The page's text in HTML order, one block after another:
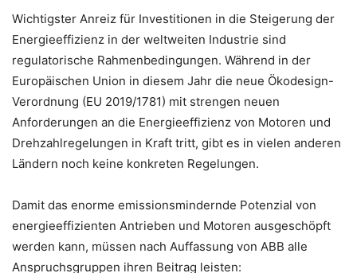
Wichtigster Anreiz für Investitionen in die Steigerung der
Energieeffizienz in der weltweiten Industrie sind
regulatorische Rahmenbedingungen. Während in der
Europäischen Union in diesem Jahr die neue Ökodesign-
Verordnung (EU 2019/1781) mit strengen neuen
Anforderungen an die Energieeffizienz von Motoren und
Drehzahlregelungen in Kraft tritt, gibt es in vielen anderen
Ländern noch keine konkreten Regelungen.
Damit das enorme emissionsmindernde Potenzial von
energieeffizienten Antrieben und Motoren ausgeschöpft
werden kann, müssen nach Auffassung von ABB alle
Anspruchsgruppen ihren Beitrag leisten: